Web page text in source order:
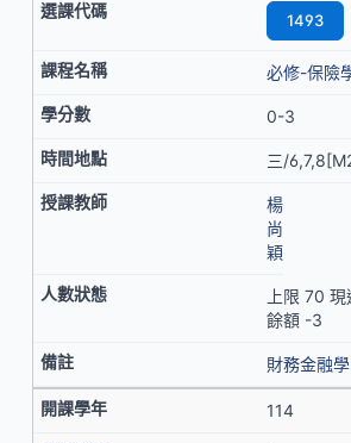
1493
必修-保險
0-3
三/
楊
尚
穎
上限 70
餘額 -3
財務金融
114